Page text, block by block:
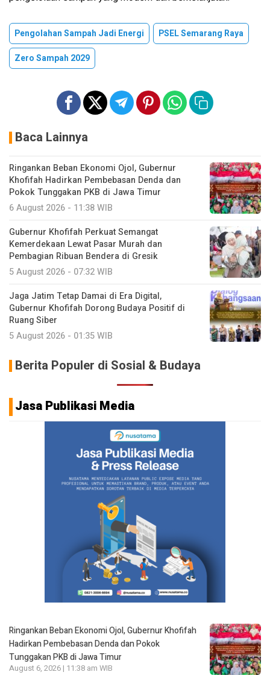
Pengolahan Sampah Jadi Energi
PSEL Semarang Raya
Zero Sampah 2029
Baca Lainnya
Ringankan Beban Ekonomi Ojol, Gubernur
Khofifah Hadirkan Pembebasan Denda dan
Pokok Tunggakan PKB di Jawa Timur
6 August 2026 - 11:38 WIB
Gubernur Khofifah Perkuat Semangat
Kemerdekaan Lewat Pasar Murah dan
Pembagian Ribuan Bendera di Gresik
5 August 2026 - 07:32 WIB
Jaga Jatim Tetap Damai di Era Digital,
Gubernur Khofifah Dorong Budaya Positif di
Ruang Siber
5 August 2026 - 01:35 WIB
Berita Populer di Sosial & Budaya
Jasa Publikasi Media
Ringankan Beban Ekonomi Ojol, Gubernur Khofifah
Hadirkan Pembebasan Denda dan Pokok
Tunggakan PKB di Jawa Timur
August 6, 2026 | 11:38 am WIB